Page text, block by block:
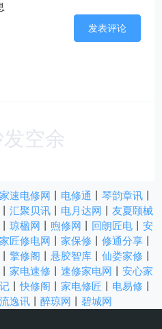
空余
家速电修网 电修通 琴韵章讯
汇聚贝讯 电月达网
友夏颐械
琼楹网 煦修网 回朗匠电
安
家匠修电网 家保修 修通分享
擎修阁 悬胶智库 仙娄家修
家电速修 速修家电网
安心家
丨快修阁 家电修匠 电易修
逸讯 醉琼网 碧城网